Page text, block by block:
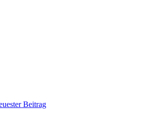
Beitrag